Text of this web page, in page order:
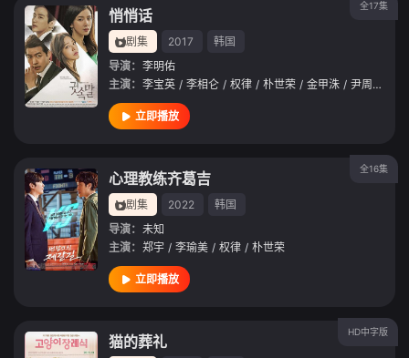
全17集
悄悄话
剧集 2017
韩国
导演： 李明佑
主演： 李宝英 / 李相仑 / 权律 / 朴世荣 / 金甲洙 / 尹周熙
立即播放
全16集
心理教练齐葛吉
剧集 2022
韩国
导演： 未知
主演： 郑宇 / 李瑜美 / 权律 / 朴世荣
立即播放
HD中字版
猫的葬礼